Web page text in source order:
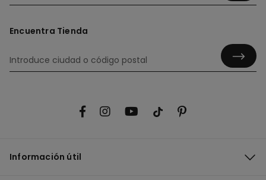
Encuentra Tienda
Información útil